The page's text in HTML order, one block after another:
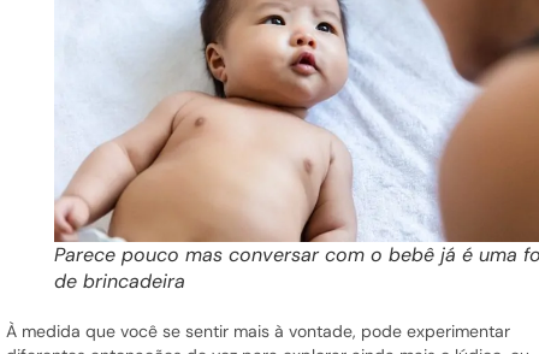
Parece pouco mas conversar com o bebê já é uma
de brincadeira
À medida que você se sentir mais à vontade, pode experimentar